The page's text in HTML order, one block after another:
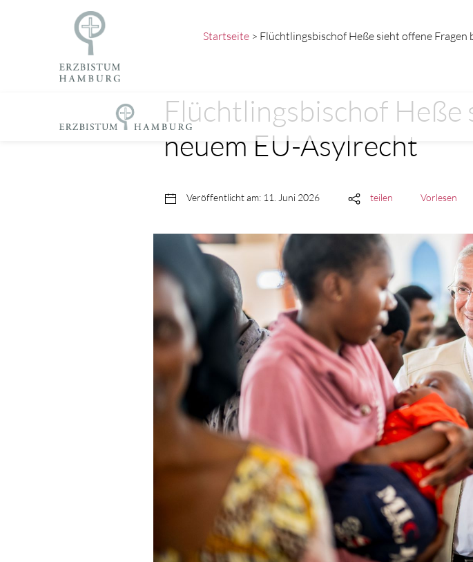
Startseite > Flüchtlingsbischof Heße sieht offene Fragen
Flüchtlingsbischof Heße
neuem EU-Asylrecht
Veröffentlicht am: 11. Juni 2026 teilen Vorlesen